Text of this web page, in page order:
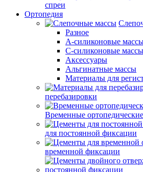
спреи
Ортопедия
Разное
А-силиконовые
С-силиконовые массы
Аксессуары
Альгинатные массы
Материалы для
перебазировки
Временные
для постоянной фиксации
временной фиксации